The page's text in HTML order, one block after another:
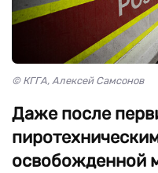
© КГГА, Алексей Самсонов
Даже после
освобожденной